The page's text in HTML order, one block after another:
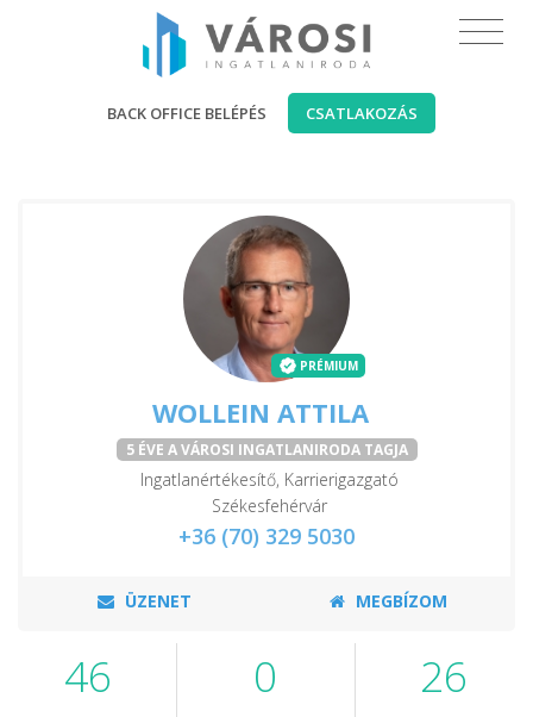
BACK OFFICE BELÉPÉS CSATLAKOZÁS
PRÉMIUM
WOLLEIN ATTILA
5 ÉVE A VÁROSI INGATLANIRODA TAGJA
Ingatlanértékesítő, Karrierigazgató
Székesfehérvár
+36 (70) 329 5030
ÜZENET MEGBÍZOM
46 0 26